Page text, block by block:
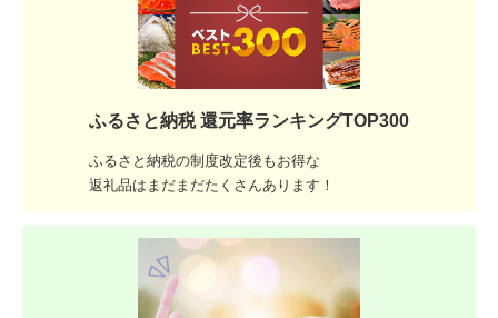
ふるさと納税 還元率ランキングTOP300
ふるさと納税の制度改定後もお得な
返礼品はまだまだたくさんあります！